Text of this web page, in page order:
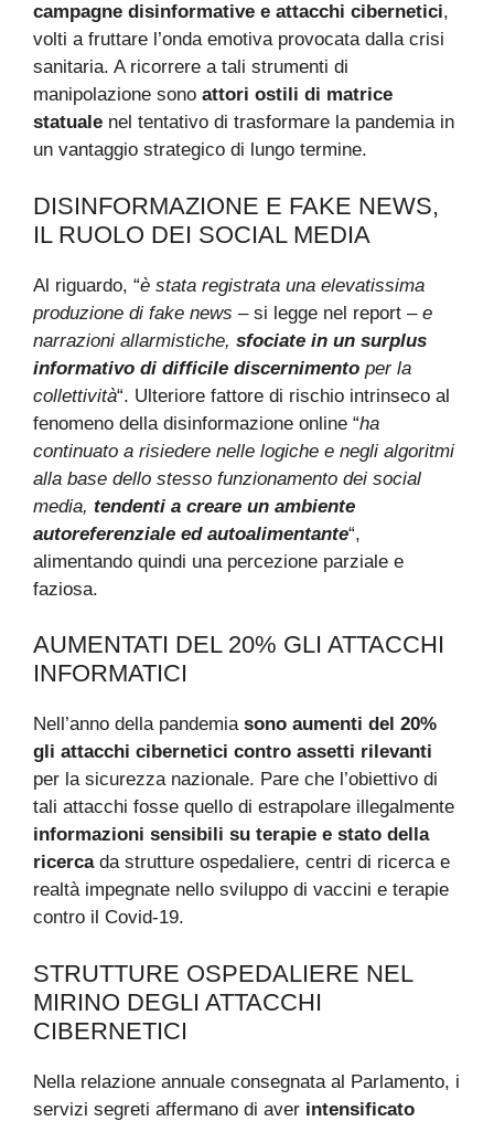
campagne disinformative e attacchi cibernetici,
volti a fruttare l’onda emotiva provocata dalla crisi
sanitaria. A ricorrere a tali strumenti di
manipolazione sono attori ostili di matrice
statuale nel tentativo di trasformare la pandemia in
un vantaggio strategico di lungo termine.
DISINFORMAZIONE E FAKE NEWS,
IL RUOLO DEI SOCIAL MEDIA
Al riguardo, “è stata registrata una elevatissima
produzione di fake news – si legge nel report – e
narrazioni allarmistiche, sfociate in un surplus
informativo di difficile discernimento per la
collettività“. Ulteriore fattore di rischio intrinseco al
fenomeno della disinformazione online “ha
continuato a risiedere nelle logiche e negli algoritmi
alla base dello stesso funzionamento dei social
media, tendenti a creare un ambiente
autoreferenziale ed autoalimentante“,
alimentando quindi una percezione parziale e
faziosa.
AUMENTATI DEL 20% GLI ATTACCHI
INFORMATICI
Nell’anno della pandemia sono aumenti del 20%
gli attacchi cibernetici contro assetti rilevanti
per la sicurezza nazionale. Pare che l’obiettivo di
tali attacchi fosse quello di estrapolare illegalmente
informazioni sensibili su terapie e stato della
ricerca da strutture ospedaliere, centri di ricerca e
realtà impegnate nello sviluppo di vaccini e terapie
contro il Covid-19.
STRUTTURE OSPEDALIERE NEL
MIRINO DEGLI ATTACCHI
CIBERNETICI
Nella relazione annuale consegnata al Parlamento, i
servizi segreti affermano di aver intensificato